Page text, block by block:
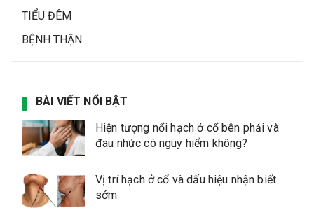
TIỂU ĐÊM
BỆNH THẬN
BÀI VIẾT NỔI BẬT
Hiện tượng nổi hạch ở cổ bên phải và
đau nhức có nguy hiểm không?
Vị trí hạch ở cổ và dấu hiệu nhận biết
sớm